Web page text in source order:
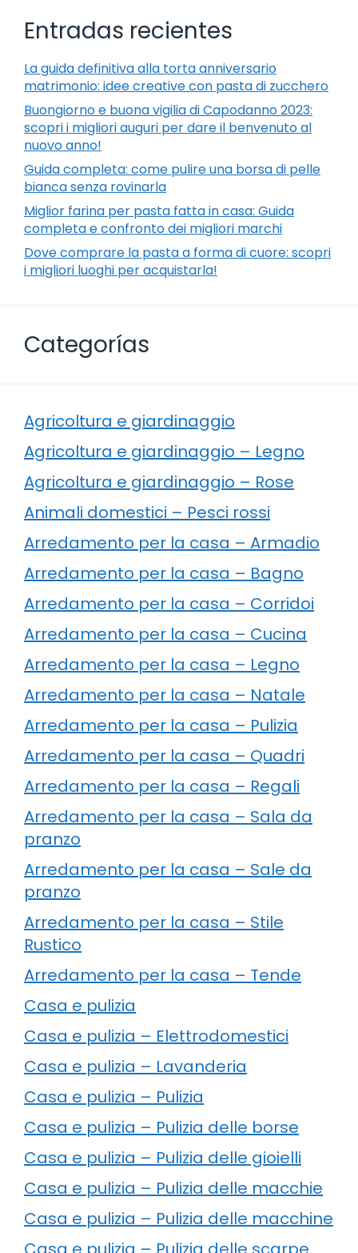
Entradas recientes
La guida definitiva alla torta anniversario
matrimonio: idee creative con pasta di zucchero
Buongiorno e buona vigilia di Capodanno 2023:
scopri i migliori auguri per dare il benvenuto al
nuovo anno!
Guida completa: come pulire una borsa di pelle
bianca senza rovinarla
Miglior farina per pasta fatta in casa: Guida
completa e confronto dei migliori marchi
Dove comprare la pasta a forma di cuore: scopri
i migliori luoghi per acquistarla!
Categorías
Agricoltura e giardinaggio
Agricoltura e giardinaggio – Legno
Agricoltura e giardinaggio – Rose
Animali domestici – Pesci rossi
Arredamento per la casa – Armadio
Arredamento per la casa – Bagno
Arredamento per la casa – Corridoi
Arredamento per la casa – Cucina
Arredamento per la casa – Legno
Arredamento per la casa – Natale
Arredamento per la casa – Pulizia
Arredamento per la casa – Quadri
Arredamento per la casa – Regali
Arredamento per la casa – Sala da
pranzo
Arredamento per la casa – Sale da
pranzo
Arredamento per la casa – Stile
Rustico
Arredamento per la casa – Tende
Casa e pulizia
Casa e pulizia – Elettrodomestici
Casa e pulizia – Lavanderia
Casa e pulizia – Pulizia
Casa e pulizia – Pulizia delle borse
Casa e pulizia – Pulizia delle gioielli
Casa e pulizia – Pulizia delle macchie
Casa e pulizia – Pulizia delle macchine